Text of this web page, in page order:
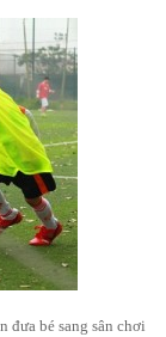
đưa bé sang sân chơi